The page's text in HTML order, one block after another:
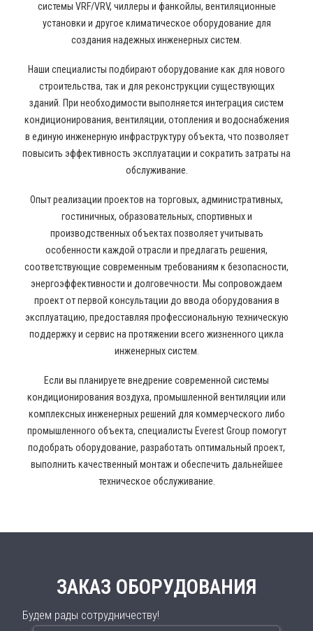
системы VRF/VRV, чиллеры и фанкойлы, вентиляционные
установки и другое климатическое оборудование для
создания надежных инженерных систем.
Наши специалисты подбирают оборудование как для нового
строительства, так и для реконструкции существующих
зданий. При необходимости выполняется интеграция систем
кондиционирования, вентиляции, отопления и водоснабжения
в единую инженерную инфраструктуру объекта, что позволяет
повысить эффективность эксплуатации и сократить затраты на
обслуживание.
Опыт реализации проектов на торговых, административных,
гостиничных, образовательных, спортивных и
производственных объектах позволяет учитывать
особенности каждой отрасли и предлагать решения,
соответствующие современным требованиям к безопасности,
энергоэффективности и долговечности. Мы сопровождаем
проект от первой консультации до ввода оборудования в
эксплуатацию, предоставляя профессиональную техническую
поддержку и сервис на протяжении всего жизненного цикла
инженерных систем.
Если вы планируете внедрение современной системы
кондиционирования воздуха, промышленной вентиляции или
комплексных инженерных решений для коммерческого либо
промышленного объекта, специалисты Everest Group помогут
подобрать оборудование, разработать оптимальный проект,
выполнить качественный монтаж и обеспечить дальнейшее
техническое обслуживание.
ЗАКАЗ ОБОРУДОВАНИЯ
Будем рады сотрудничеству!